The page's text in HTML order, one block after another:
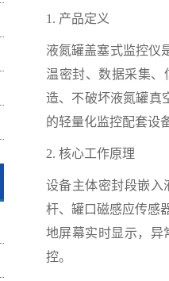
1. 产品定义
液氮罐盖塞式监控仪
温密封、数据采集
造、不破坏液氮罐真
的轻量化监控配套设
2. 核心工作原理
设备主体密封段嵌入
杆、罐口磁感应传感
地屏幕实时显示，异
控。